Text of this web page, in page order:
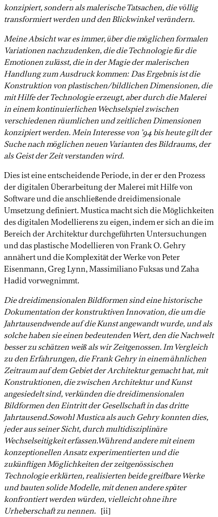
konzipiert, sondern als malerische Tatsachen, die völlig
transformiert werden und den Blickwinkel verändern.
Meine Absicht war es immer, über die möglichen formalen
Variationen nachzudenken, die die Technologie für die
Emotionen zulässt, die in der Magie der malerischen
Handlung zum Ausdruck kommen: Das Ergebnis ist die
Konstruktion von plastischen/bildlichen Dimensionen, die
mit Hilfe der Technologie erzeugt, aber durch die Malerei
in einem kontinuierlichen Wechselspiel zwischen
verschiedenen räumlichen und zeitlichen Dimensionen
konzipiert werden. Mein Interesse von ’94 bis heute gilt der
Suche nach möglichen neuen Varianten des Bildraums, der
als Geist der Zeit verstanden wird.
Dies ist eine entscheidende Periode, in der er den Prozess
der digitalen Überarbeitung der Malerei mit Hilfe von
Software und die anschließende dreidimensionale
Umsetzung definiert. Mustica macht sich die Möglichkeiten
des digitalen Modellierens zu eigen, indem er sich an die im
Bereich der Architektur durchgeführten Untersuchungen
und das plastische Modellieren von Frank O. Gehry
annähert und die Komplexität der Werke von Peter
Eisenmann, Greg Lynn, Massimiliano Fuksas und Zaha
Hadid vorwegnimmt.
Die dreidimensionalen Bildformen sind eine historische
Dokumentation der konstruktiven Innovation, die um die
Jahrtausendwende auf die Kunst angewandt wurde, und als
solche haben sie einen bedeutenden Wert, den die Nachwelt
besser zu schätzen weiß als wir Zeitgenossen. Im Vergleich
zu den Erfahrungen, die Frank Gehry in einem ähnlichen
Zeitraum auf dem Gebiet der Architektur gemacht hat, mit
Konstruktionen, die zwischen Architektur und Kunst
angesiedelt sind, verkünden die dreidimensionalen
Bildformen den Eintritt der Gesellschaft in das dritte
Jahrtausend.Sowohl Mustica als auch Gehry konnten dies,
jeder aus seiner Sicht, durch multidisziplinäre
Wechselseitigkeit erfassen.Während andere mit einem
konzeptionellen Ansatz experimentierten und die
zukünftigen Möglichkeiten der zeitgenössischen
Technologie erklärten, realisierten beide greifbare Werke
und bauten solide Modelle, mit denen andere später
konfrontiert werden würden, vielleicht ohne ihre
Urheberschaft zu nennen. [ii]